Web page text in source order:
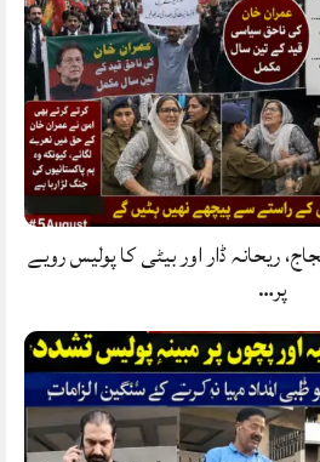
ریحانہ ڈار اور بیٹی کا پولیس رویے
پر…